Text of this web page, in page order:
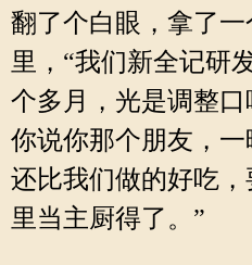
翻了个白眼，拿了
里，“我们新全记研
个多月，光是调整口
你说你那个朋友，一
还比我们做的好吃
里当主厨得了。”